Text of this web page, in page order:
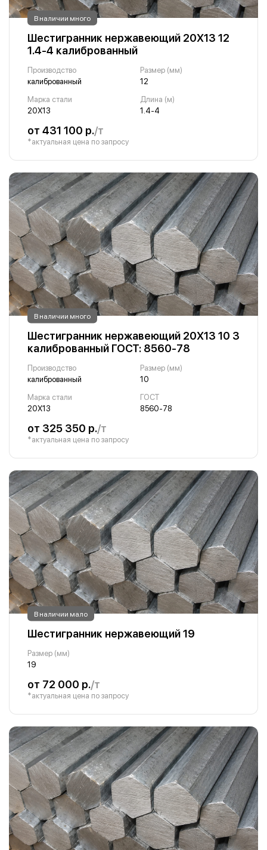
В наличии много
Шестигранник нержавеющий 20Х13 12
1.4-4 калиброванный
Производство
калиброванный
Размер (мм)
12
Марка стали
20Х13
Длина (м)
1.4-4
от 431 100 р./т
*актуальная цена по запросу
В наличии много
Шестигранник нержавеющий 20Х13 10 3
калиброванный ГОСТ: 8560-78
Производство
калиброванный
Размер (мм)
10
Марка стали
20Х13
ГОСТ
8560-78
от 325 350 р./т
*актуальная цена по запросу
В наличии мало
Шестигранник нержавеющий 19
Размер (мм)
19
от 72 000 р./т
*актуальная цена по запросу